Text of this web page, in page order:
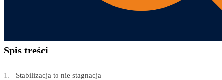
Spis treści
Stabilizacja to nie stagnacja